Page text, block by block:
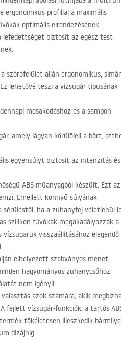
ergonomikus profillal a maximális
optimális elrendezésének
lefedettséget biztosít az egész test
szórófelület alján ergonomikus,
lehetővé teszi a vízsugár típusának
mosakodáshoz és a sampon
amely lágyan körülöleli a bőrt,
egyensúlyt biztosít az intenzitás
ABS műanyagból készült. Ezt az
Emellett könnyű súlyának
ha a zuhanyfej véletlenül
szilikon fúvókák megakadályozzák a
visszaállításához elegendő
elhelyezett szabványos menet
hagyományos zuhanycsőhöz
nem igényli.
azok számára, akik
fejlett vízsugár-funkciók, a tartós
tökéletesen illeszkedik
dizájnig.